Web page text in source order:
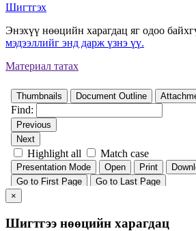
Шигтгэх
Энэхүү нөөцийн харагдац яг одоо
мэдээллийг энд дарж үзнэ үү.
Материал татах
×
Шигтгээ нөөцийн харагдац